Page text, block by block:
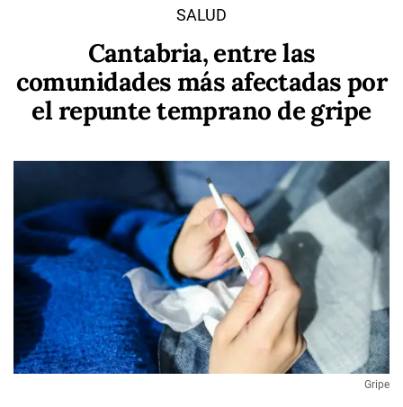
SALUD
Cantabria, entre las
comunidades más afectadas por
el repunte temprano de gripe
Gripe